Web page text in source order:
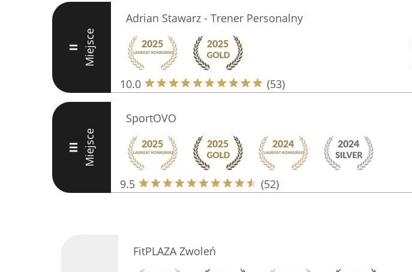
II Miejsce
Adrian Stawarz - Trener Personalny
10.0 (53)
III Miejsce
SportOVO
9.5 (52)
FitPLAZA Zwoleń